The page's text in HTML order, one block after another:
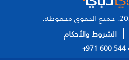
الشروط والأحكام
+971 600 544